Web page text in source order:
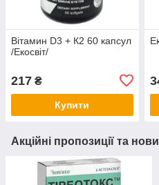
Вітамин D3 + К2 60 капсул
/Екосвіт/
217 ₴
Купити
Акційні пропозиції та